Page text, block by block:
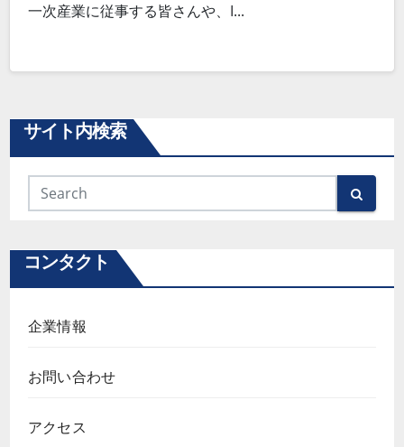
一次産業に従事する皆さんや、I...
サイト内検索
コンタクト
企業情報
お問い合わせ
アクセス